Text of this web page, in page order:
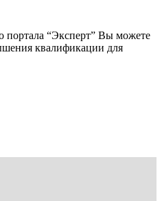
портала “Эксперт” Вы можете
квалификации для